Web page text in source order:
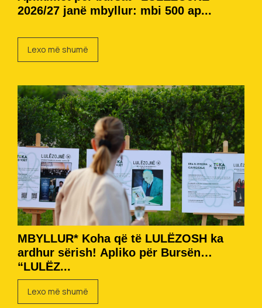
2026/27 janë mbyllur: mbi 500 ap...
Lexo më shumë
MBYLLUR* Koha që të LULËZOSH ka
ardhur sërish! Apliko për Bursën
“LULËZ...
Lexo më shumë